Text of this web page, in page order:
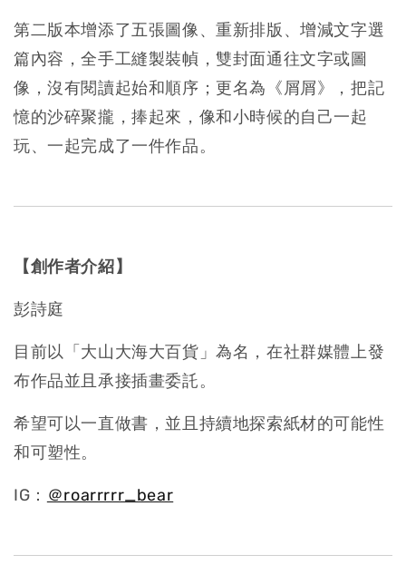
第二版本增添了五張圖像、重新排版、增減文字選
篇內容，全手工縫製裝幀，雙封面通往文字或圖
像，沒有閱讀起始和順序；更名為《屑屑》，把記
憶的沙碎聚攏，捧起來，像和小時候的自己一起
玩、一起完成了一件作品。
【創作者介紹】
彭詩庭
目前以「大山大海大百貨」為名，在社群媒體上發
布作品並且承接插畫委託。
希望可以一直做書，並且持續地探索紙材的可能性
和可塑性。
IG： ＠roarrrrr_bear